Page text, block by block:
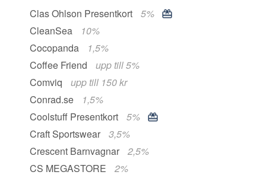
Clas Ohlson Presentkort
5%
CleanSea
10%
Cocopanda
1,5%
Coffee Friend
upp till 5%
Comviq
upp till 150 kr
Conrad.se
1,5%
Coolstuff Presentkort
5%
Craft Sportswear
3,5%
Crescent Barnvagnar
2,5%
CS MEGASTORE
2%